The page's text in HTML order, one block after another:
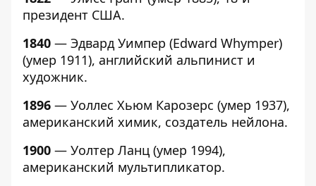
президент США.
1840 — Эдвард Уимпер (Edward Whymper)
(умер 1911), английский альпинист и
художник.
1896 — Уоллес Хьюм Карозерс (умер 1937),
американский химик, создатель нейлона.
1900 — Уолтер Ланц (умер 1994),
американский мультипликатор.